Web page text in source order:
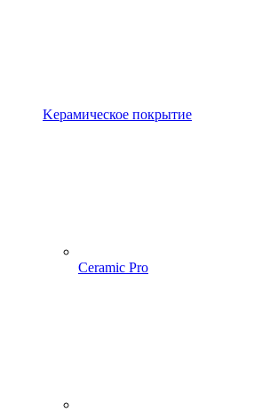
Kерамическое покрытие
Ceramic Pro